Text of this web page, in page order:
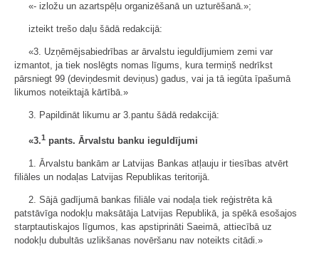
«- izložu un azartspēļu organizēšanā un uzturēšanā.»;
izteikt trešo daļu šādā redakcijā:
«3. Uzņēmējsabiedrības ar ārvalstu ieguldījumiem zemi var
izmantot, ja tiek noslēgts nomas līgums, kura termiņš nedrīkst
pārsniegt 99 (deviņdesmit deviņus) gadus, vai ja tā iegūta īpašumā
likumos noteiktajā kārtībā.»
3. Papildināt likumu ar 3.pantu šādā redakcijā:
«3.1 pants. Ārvalstu banku ieguldījumi
1. Ārvalstu bankām ar Latvijas Bankas atļauju ir tiesības atvērt
filiāles un nodaļas Latvijas Republikas teritorijā.
2. Sājā gadījumā bankas filiāle vai nodaļa tiek reģistrēta kā
patstāvīga nodokļu maksātāja Latvijas Republikā, ja spēkā esošajos
starptautiskajos līgumos, kas apstiprināti Saeimā, attiecībā uz
nodokļu dubultās uzlikšanas novēršanu nav noteikts citādi.»